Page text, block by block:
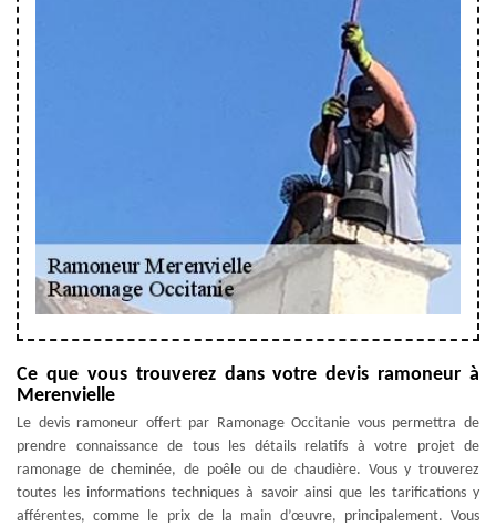
Ce que vous trouverez dans votre devis ramoneur à
Merenvielle
Le devis ramoneur offert par Ramonage Occitanie vous permettra de
prendre connaissance de tous les détails relatifs à votre projet de
ramonage de cheminée, de poêle ou de chaudière. Vous y trouverez
toutes les informations techniques à savoir ainsi que les tarifications y
afférentes, comme le prix de la main d’œuvre, principalement. Vous